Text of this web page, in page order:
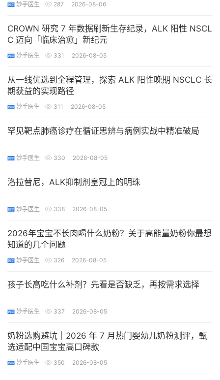
妙手医生 287 2026-08-06
​CROWN 研究 7 年数据刷新生存纪录，ALK 阳性 NSCL
C 迈向「临床治愈」新纪元
妙手医生 331 2026-08-05
​从一线优选到全程管理，探索 ALK 阳性晚期 NSCLC 长
期获益的实现路径
妙手医生 311 2026-08-05
罕见靶点肺癌诊疗在循证思辨与病例实战中精准破局
妙手医生 330 2026-08-05
洛拉替尼，ALK抑制剂皇冠上的明珠
妙手医生 338 2026-08-05
​2026年宝宝不长肉喝什么奶粉？关于高能量奶粉你最想
知道的几个问题
妙手医生 326 2026-08-05
​孩子长高吃什么补剂？先看是否缺乏，再按需求选择
妙手医生 337 2026-08-05
​奶粉选购避坑｜2026 年 7 月热门婴幼儿奶粉测评，甄
选适配中国宝宝高口碑款
妙手医生 350 2026-08-05